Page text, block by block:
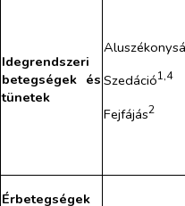
Idegrendszeri
betegségek és
tünetek
Szedáció1,4
Fejfájás2
Érbetegségek